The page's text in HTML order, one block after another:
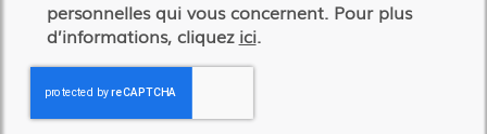
personnelles qui vous concernent. Pour plus
d’informations, cliquez ici.